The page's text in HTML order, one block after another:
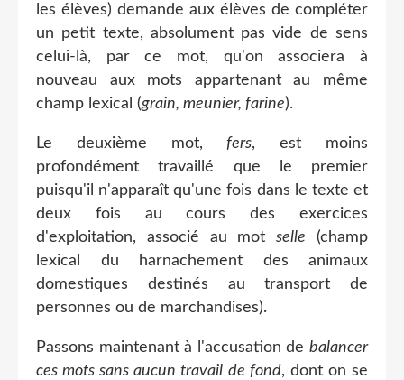
les élèves) demande aux élèves de compléter
un petit texte, absolument pas vide de sens
celui-là, par ce mot, qu'on associera à
nouveau aux mots appartenant au même
champ lexical (grain, meunier, farine).
Le deuxième mot, fers, est moins
profondément travaillé que le premier
puisqu'il n'apparaît qu'une fois dans le texte et
deux fois au cours des exercices
d'exploitation, associé au motselle (champ
lexical du harnachement des animaux
domestiques destinés au transport de
personnes ou de marchandises).
Passons maintenant à l'accusation de balancer
ces mots sans aucun travail de fond, dont on se